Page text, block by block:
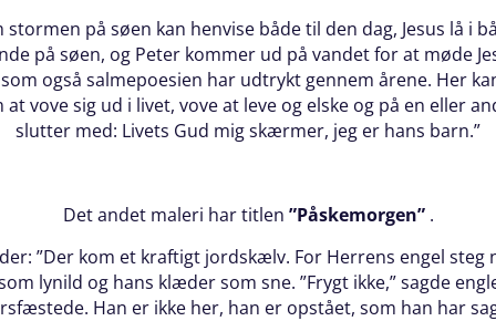
på søen kan henvise både til den dag, Jesus lå i
på søen, og Peter kommer ud på vandet for at møde
også salmepoesien har udtrykt gennem årene. Her
at vove sig ud i livet, vove at leve og elske og på en eller
slutter med: Livets Gud mig skærmer, jeg er hans barn.”
Det andet maleri har titlen ”Påskemorgen” .
”Der kom et kraftigt jordskælv. For Herrens engel
lynild og hans klæder som sne. ”Frygt ikke,” sagde
Han er ikke her, han er opstået, som han har